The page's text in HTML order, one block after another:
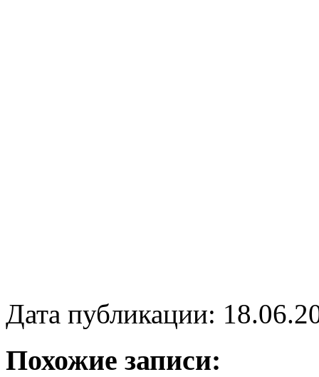
Дата публикации:
Похожие записи: